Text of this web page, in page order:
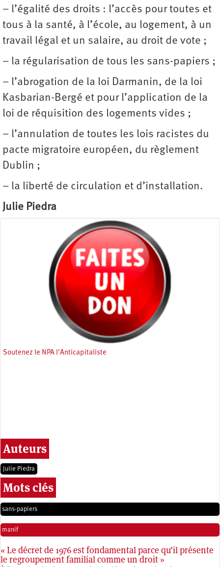
– l’égalité des droits : l’accès pour toutes et
tous à la santé, à l’école, au logement, à un
travail légal et un salaire, au droit de vote ;
– la régularisation de tous les sans-papiers ;
– l’abrogation de la loi Darmanin, de la loi
Kasbarian-Bergé et pour l’application de la
loi de réquisition des logements vides ;
– l’annulation de toutes les lois racistes du
pacte migratoire européen, du règlement
Dublin ;
– la liberté de circulation et d’installation.
Julie Piedra
Soutenez le NPA l'Anticapitaliste
Auteurs
Julie Piedra
Mots clés
sans-papiers
manif
« Le décret de 1976 est fondamental parce qu’il présente
le regroupement familial comme un droit »